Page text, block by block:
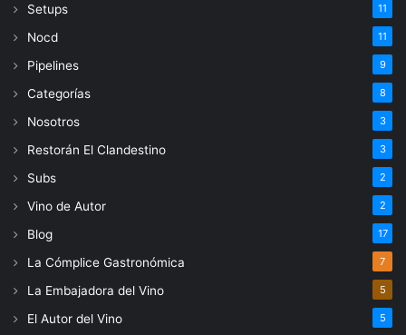
Setups 11
Nocd 11
Pipelines 9
Categorías 8
Nosotros 3
Restorán El Clandestino 3
Subs 2
Vino de Autor 2
Blog 17
La Cómplice Gastronómica 7
La Embajadora del Vino 5
El Autor del Vino 5